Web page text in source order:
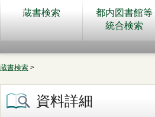
蔵書検索
都内図書館等
統合検索
蔵書検索 >
資料詳細